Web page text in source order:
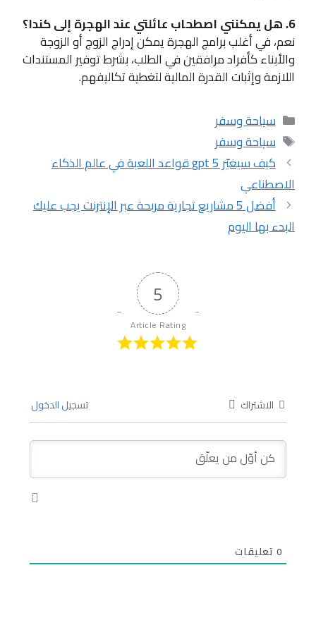
6. هل يمكنني اصطحاب عائلتي عند الهجرة إلى كندا؟
نعم، في أغلب برامج الهجرة يمكن إدراج الزوج أو الزوجة
والأبناء كأفراد مرافقين في الطلب، بشرط توفير المستندات
اللازمة وإثبات القدرة المالية لتغطية تكاليفهم.
التصنيفات
سياحة وسفر
الوسوم
سياحة وسفر
كيف سيغيّر gpt 5 قواعد اللعبة في عالم الذكاء
الاصطناعي
أفضل 5 مشاريع تجارية مربحة عبر الإنترنت يجب عليك
البدء بها اليوم
5
Article Rating
الاشتراك تسجيل الدخول
0تعليقات